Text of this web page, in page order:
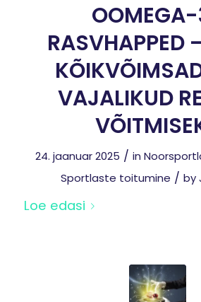
RASVHAPPED
VAJALIKUD
24. jaanuar 2025 / in
Sportlaste toitumine / by
Loe edasi